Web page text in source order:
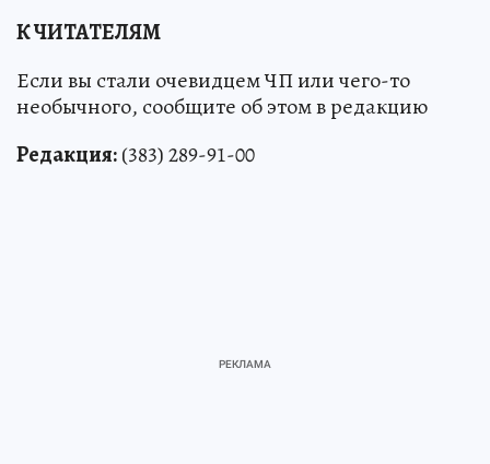
К ЧИТАТЕЛЯМ
Если вы стали очевидцем ЧП или чего-то
необычного, сообщите об этом в редакцию
Редакция:(383) 289-91-00